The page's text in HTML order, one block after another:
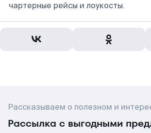
чартерные рейсы и лоукосты.
Рассказываем о полезном и
Рассылка с выгодными